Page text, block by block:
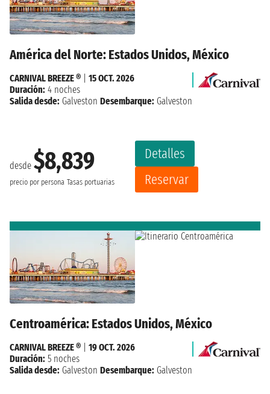
América del Norte: Estados Unidos, México
desde $8,839
precio por persona Tasas portuarias
Detalles
Reservar
CARNIVAL BREEZE ®
15 OCT. 2026
Duración: 4 noches
Salida desde: Galveston Desembarque: Galveston
Centroamérica: Estados Unidos, México
CARNIVAL BREEZE ®
19 OCT. 2026
Duración: 5 noches
Salida desde: Galveston Desembarque: Galveston